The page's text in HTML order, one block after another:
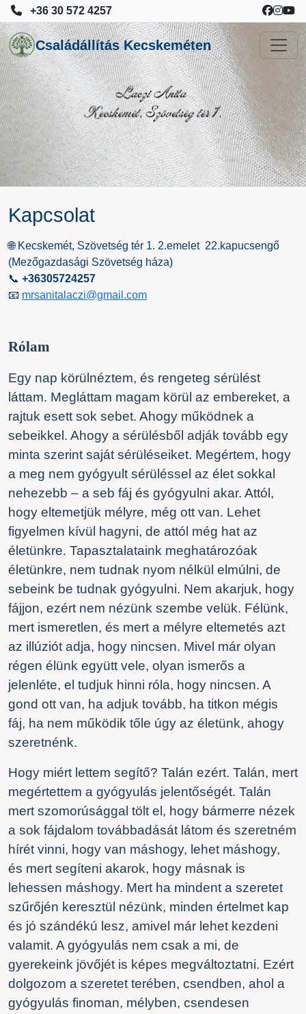
+36 30 572 4257
Családállítás Kecskeméten
Kapcsolat
🌐 Kecskemét, Szövetség tér 1. 2.emelet 22.kapucsengő
(Mezőgazdasági Szövetség háza)
📞 +36305724257
📧 mrsanitalaczi@gmail.com
Rólam
Egy nap körülnéztem, és rengeteg sérülést
láttam. Megláttam magam körül az embereket, a
rajtuk esett sok sebet. Ahogy működnek a
sebeikkel. Ahogy a sérülésből adják tovább egy
minta szerint saját sérüléseiket. Megértem, hogy
a meg nem gyógyult sérüléssel az élet sokkal
nehezebb – a seb fáj és gyógyulni akar. Attól,
hogy eltemetjük mélyre, még ott van. Lehet
figyelmen kívül hagyni, de attól még hat az
életünkre. Tapasztalataink meghatározóak
életünkre, nem tudnak nyom nélkül elmúlni, de
sebeink be tudnak gyógyulni. Nem akarjuk, hogy
fájjon, ezért nem nézünk szembe velük. Félünk,
mert ismeretlen, és mert a mélyre eltemetés azt
az illúziót adja, hogy nincsen. Mivel már olyan
régen élünk együtt vele, olyan ismerős a
jelenléte, el tudjuk hinni róla, hogy nincsen. A
gond ott van, ha adjuk tovább, ha titkon mégis
fáj, ha nem működik tőle úgy az életünk, ahogy
szeretnénk.
Hogy miért lettem segítő? Talán ezért. Talán, mert
megértettem a gyógyulás jelentőségét. Talán
mert szomorúsággal tölt el, hogy bármerre nézek
a sok fájdalom továbbadását látom és szeretném
hírét vinni, hogy van máshogy, lehet máshogy,
és mert segíteni akarok, hogy másnak is
lehessen máshogy. Mert ha mindent a szeretet
szűrőjén keresztül nézünk, minden értelmet kap
és jó szándékú lesz, amivel már lehet kezdeni
valamit. A gyógyulás nem csak a mi, de
gyerekeink jövőjét is képes megváltoztatni. Ezért
dolgozom a szeretet terében, csendben, ahol a
gyógyulás finoman, mélyben, csendesen